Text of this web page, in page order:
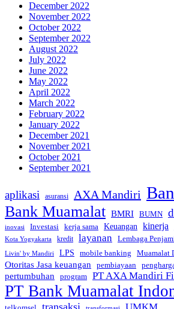
December 2022
November 2022
October 2022
September 2022
August 2022
July 2022
June 2022
May 2022
April 2022
March 2022
February 2022
January 2022
December 2021
November 2021
October 2021
September 2021
aplikasi asuransi AXA Mandiri
Bank Muamalat BMRI BUMN
inovasi Investasi kerja sama Keuangan kinerja
Kota Yogyakarta kredit layanan Lembaga
Livin' by Mandiri
LPS mobile banking Muamalat
Otoritas Jasa keuangan pembiayaan
pertumbuhan program PT AXA Mandiri
PT Bank Muamalat
transaksi UMKM